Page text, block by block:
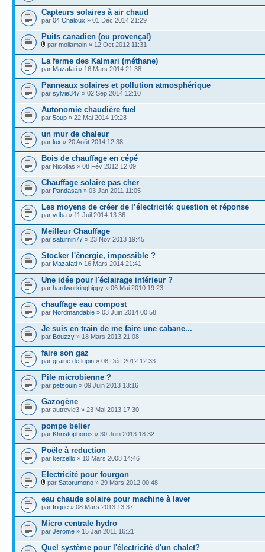
Capteurs solaires à air chaud
par 04 Chaloux » 01 Déc 2014 21:29
Puits canadien (ou provençal)
par moilamain » 12 Oct 2012 11:31
La ferme des Kalmari (méthane)
par Mazafati » 16 Mars 2014 21:38
Panneaux solaires et pollution atmosphérique
par sylvie347 » 02 Sep 2014 12:10
Autonomie chaudière fuel
par 5oup » 22 Mai 2014 19:28
un mur de chaleur
par lux » 20 Août 2014 12:38
Bois de chauffage en cépé
par Nicollas » 08 Fév 2012 12:09
Chauffage solaire pas cher
par Pandasan » 03 Jan 2011 11:05
Les moyens de créer de l’électricité: question et réponse
par vdba » 11 Juil 2014 13:36
Meilleur Chauffage
par saturnin77 » 23 Nov 2013 19:45
Stocker l'énergie, impossible ?
par Mazafati » 16 Mars 2014 21:41
Une idée pour l'éclairage intérieur ?
par hardworkinghippy » 06 Mai 2010 19:23
chauffage eau compost
par Nordmandable » 03 Juin 2014 00:58
Je suis en train de me faire une cabane...
par Bouzzy » 18 Mars 2013 21:08
faire son gaz
par graine de lupin » 08 Déc 2012 12:33
Pile microbienne ?
par petsouin » 09 Juin 2013 13:16
Gazogène
par autrevie3 » 23 Mai 2013 17:30
pompe belier
par Khristophoros » 30 Juin 2013 18:32
Poële à reduction
par kerzello » 10 Mars 2008 14:46
Electricité pour fourgon
par Satorumono » 29 Mars 2012 00:48
eau chaude solaire pour machine à laver
par frigue » 08 Mars 2013 13:37
Micro centrale hydro
par Jerome » 15 Jan 2011 16:21
Quel système pour l'électricité d'un chalet?